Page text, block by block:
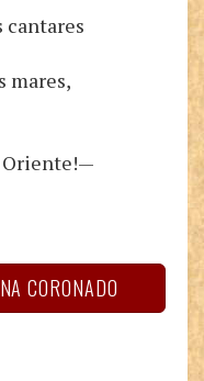
cantares
mares,
Oriente!—
CORONADO